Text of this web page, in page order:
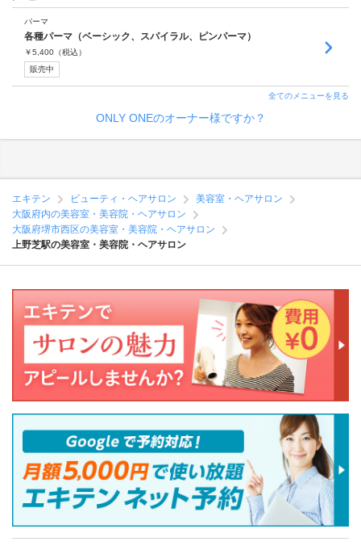
パーマ
各種パーマ（ベーシック、スパイラル、ピンパーマ）
￥5,400 （税込）
販売中
全てのメニューを見る
ONLY ONEのオーナー様ですか？
エキテン ビューティ・ヘアサロン
美容室・ヘアサロン
大阪府内の美容室・美容院・ヘアサロン
大阪府堺市西区の美容室・美容院・ヘアサロン
上野芝駅の美容室・美容院・ヘアサロン